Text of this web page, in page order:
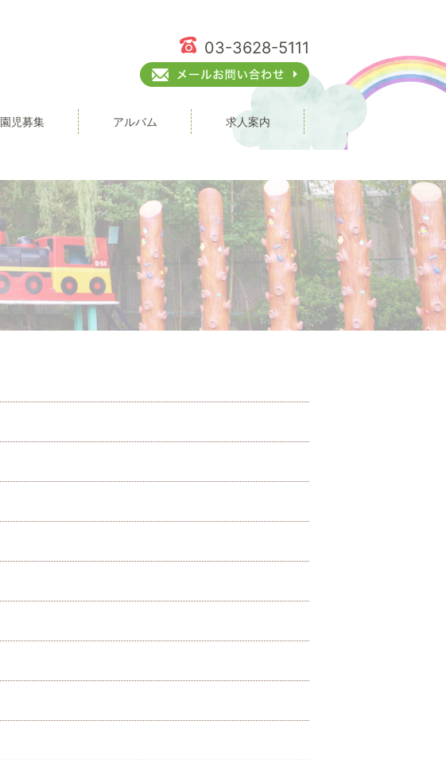
03-3628-5111
園児募集 アルバム 求人案内